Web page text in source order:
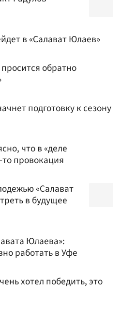
в «Салават Юлаев»
обратно
подготовку к сезону
что в «деле
провокация
«Салават
в будущее
Юлаева»:
работать в Уфе
хотел победить, это